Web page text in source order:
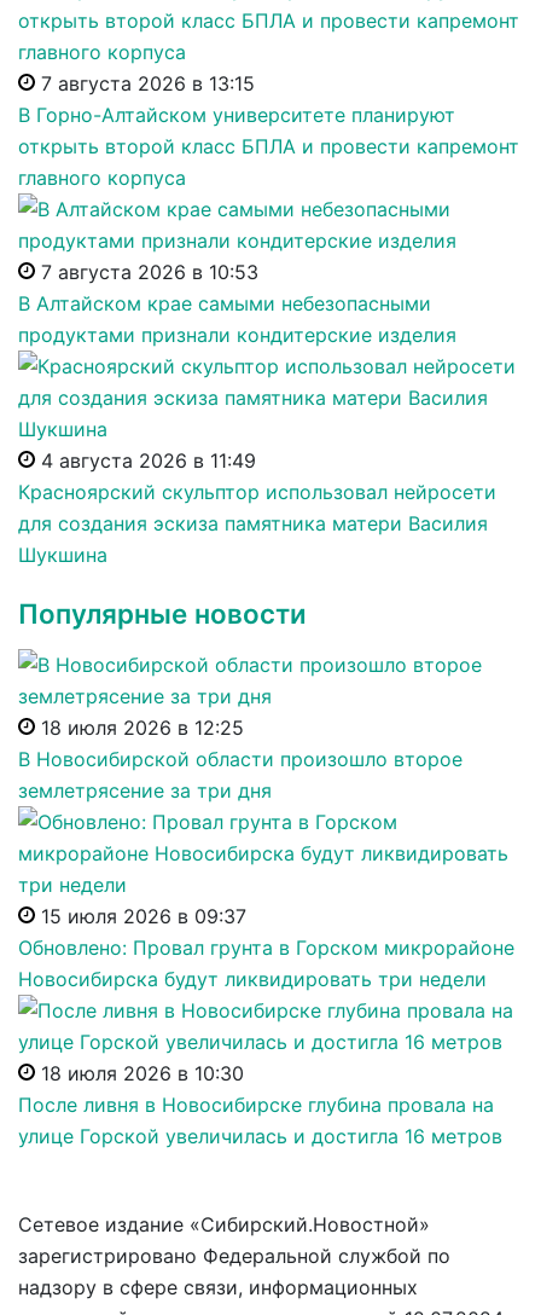
7 августа 2026 в 13:15
В Горно-Алтайском университете планируют
открыть второй класс БПЛА и провести капремонт
главного корпуса
7 августа 2026 в 10:53
В Алтайском крае самыми небезопасными
продуктами признали кондитерские изделия
4 августа 2026 в 11:49
Красноярский скульптор использовал нейросети
для создания эскиза памятника матери Василия
Шукшина
Популярные новости
18 июля 2026 в 12:25
В Новосибирской области произошло второе
землетрясение за три дня
15 июля 2026 в 09:37
Обновлено: Провал грунта в Горском микрорайоне
Новосибирска будут ликвидировать три недели
18 июля 2026 в 10:30
После ливня в Новосибирске глубина провала на
улице Горской увеличилась и достигла 16 метров
Сетевое издание «Сибирский.Новостной»
зарегистрировано Федеральной службой по
надзору в сфере связи, информационных